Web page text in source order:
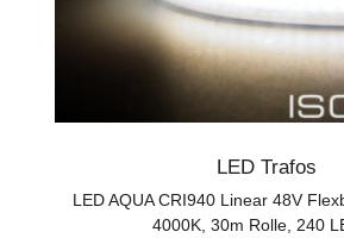
LED Trafos
LED AQUA CRI940 Linear 48V
4000K, 30m Rolle, 240